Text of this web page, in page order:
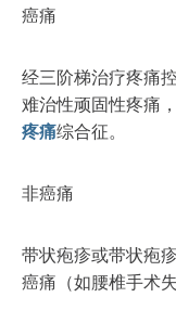
癌痛
经三阶梯治疗疼痛
难治性顽固性疼痛
疼痛综合征。
非癌痛
带状疱疹或带状疱
癌痛（如腰椎手术